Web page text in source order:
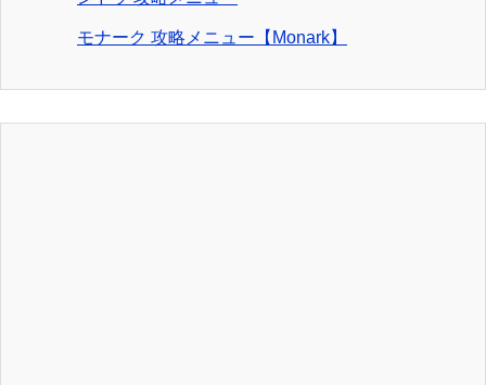
モナーク 攻略メニュー【Monark】